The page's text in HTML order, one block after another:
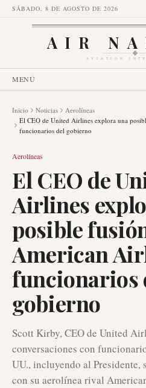
SÁBADO, 8 DE AGOSTO DE 2026
AIR
AVIATION
MENÚ
Inicio Noticias
Aerolíneas
El CEO de United Airlines explora una
funcionarios del gobierno
Aerolíneas
El CEO de
Airlines
posible
American
funcionarios
gobierno
Scott Kirby, CEO de United
conversaciones con
UU., incluyendo al Presidente,
con su aerolínea rival